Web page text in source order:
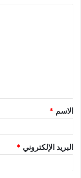
الاسم *
البريد الإلكتروني *